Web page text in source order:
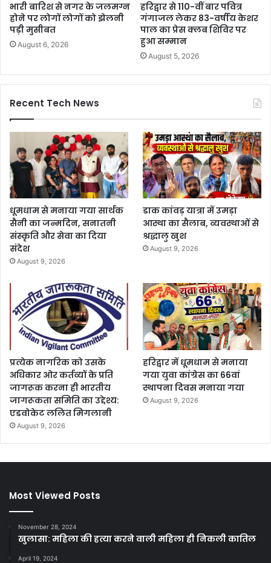
भारी बारिश से नगर के जलमग्न
होने पर लोगों लोगों को झेलनी
पड़ी मुसीबत
August 6, 2026
हरिद्वार से 110-वीं बार पवित्र
गंगाजल लेकर 83-वर्षीय केशर
पाल का प्रेस क्लब शिविर पर
हुआ सम्मान
August 5, 2026
Recent Tech News
धूमधाम से मनाया गया सार्थक
सैनी का जन्मदिन, सनातनी
संस्कृति और सेवा का दिया
संदेश
August 9, 2026
डाक कांवड़ यात्रा में उमड़ा
आस्था का सैलाब, व्यवस्थाओं से
श्रद्धालु खुश
August 9, 2026
प्रत्येक नागरिक को उसके
अधिकार ओर कर्तव्यों के प्रति
जागरूक करना ही भारतीय
जागरूकता समिति का उद्देश्य:
एडवोकेट ललित मिगलानी
August 9, 2026
हरिद्वार में धूमधाम से मनाया
गया युवा कांग्रेस का 66वां
स्थापना दिवस मनाया गया
August 9, 2026
Most Viewed Posts
November 28, 2024
खुलासा: महिला की हत्या करने वाली महिला ही निकली कातिल
April 19, 2024